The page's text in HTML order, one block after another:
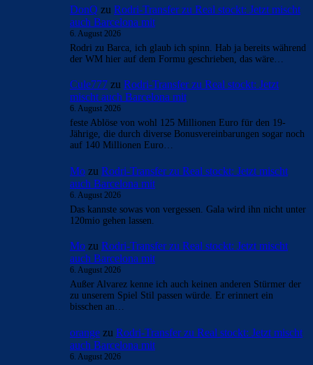
DonQ zu Rodri-Transfer zu Real stockt: Jetzt mischt
auch Barcelona mit
6. August 2026
Rodri zu Barca, ich glaub ich spinn. Hab ja bereits während
der WM hier auf dem Formu geschrieben, das wäre…
Cule777 zu Rodri-Transfer zu Real stockt: Jetzt
mischt auch Barcelona mit
6. August 2026
feste Ablöse von wohl 125 Millionen Euro für den 19-
Jährige, die durch diverse Bonusvereinbarungen sogar noch
auf 140 Millionen Euro…
Mo zu Rodri-Transfer zu Real stockt: Jetzt mischt
auch Barcelona mit
6. August 2026
Das kannste sowas von vergessen. Gala wird ihn nicht unter
120mio gehen lassen.
Mo zu Rodri-Transfer zu Real stockt: Jetzt mischt
auch Barcelona mit
6. August 2026
Außer Alvarez kenne ich auch keinen anderen Stürmer der
zu unserem Spiel Stil passen würde. Er erinnert ein
bisschen an…
orange zu Rodri-Transfer zu Real stockt: Jetzt mischt
auch Barcelona mit
6. August 2026